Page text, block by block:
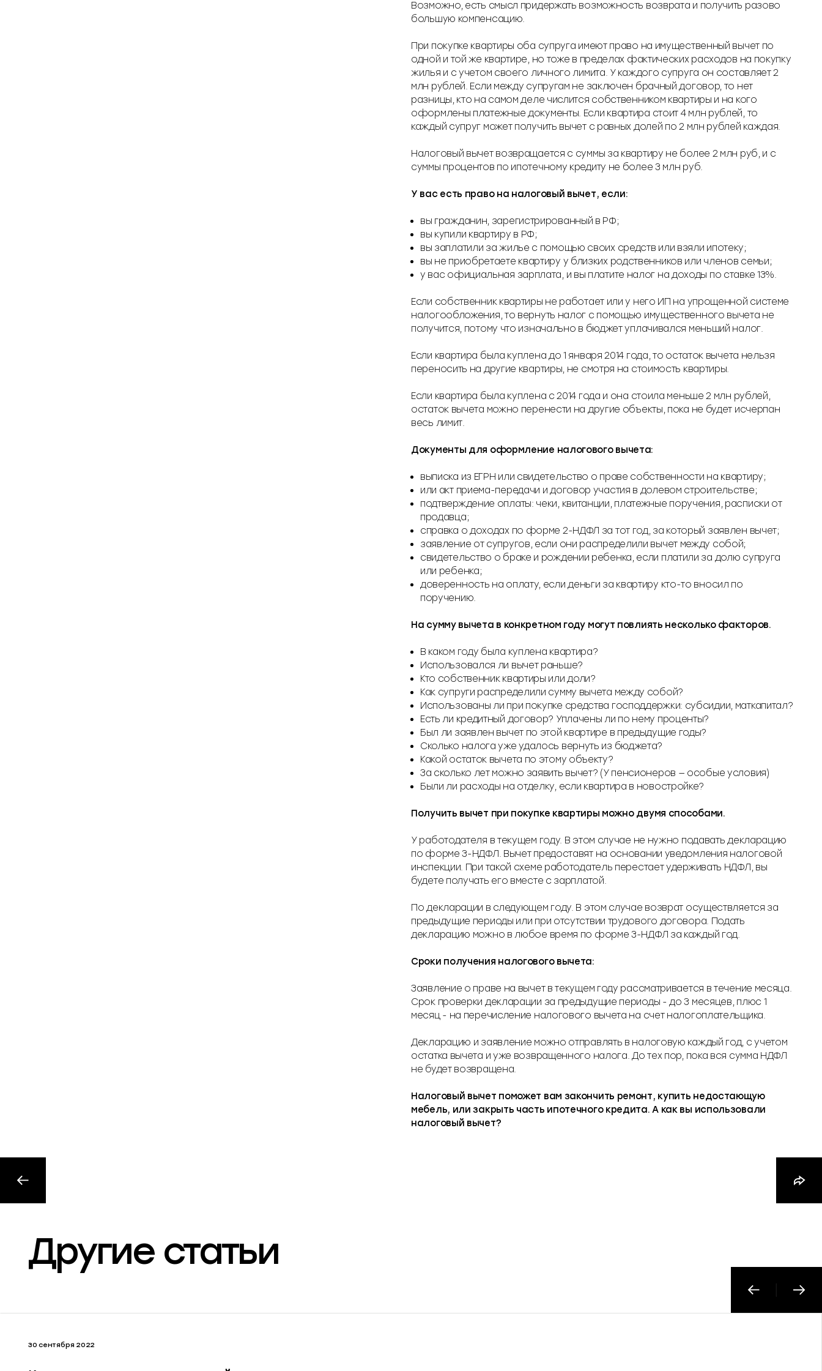
Возможно, есть смысл придержать возможность возврата и получить разово
большую компенсацию.
При покупке квартиры оба супруга имеют право на имущественный вычет по
одной и той же квартире, но тоже в пределах фактических расходов на покупку
жилья и с учетом своего личного лимита. У каждого супруга он составляет 2
млн рублей. Если между супругам не заключен брачный договор, то нет
разницы, кто на самом деле числится собственником квартиры и на кого
оформлены платежные документы. Если квартира стоит 4 млн рублей, то
каждый супруг может получить вычет с равных долей по 2 млн рублей каждая.
Налоговый вычет возвращается с суммы за квартиру не более 2 млн руб, и с
суммы процентов по ипотечному кредиту не более 3 млн руб.
У вас есть право на налоговый вычет, если:
вы гражданин, зарегистрированный в РФ;
вы купили квартиру в РФ;
вы заплатили за жилье с помощью своих средств или взяли ипотеку;
вы не приобретаете квартиру у близких родственников или членов семьи;
у вас официальная зарплата, и вы платите налог на доходы по ставке 13%.
Если собственник квартиры не работает или у него ИП на упрощенной системе
налогообложения, то вернуть налог с помощью имущественного вычета не
получится, потому что изначально в бюджет уплачивался меньший налог.
Если квартира была куплена до 1 января 2014 года, то остаток вычета нельзя
переносить на другие квартиры, не смотря на стоимость квартиры.
Если квартира была куплена с 2014 года и она стоила меньше 2 млн рублей,
остаток вычета можно перенести на другие объекты, пока не будет исчерпан
весь лимит.
Документы для оформление налогового вычета:
выписка из ЕГРН или свидетельство о праве собственности на квартиру;
или акт приема-передачи и договор участия в долевом строительстве;
подтверждение оплаты: чеки, квитанции, платежные поручения, расписки от
продавца;
справка о доходах по форме 2-НДФЛ за тот год, за который заявлен вычет;
заявление от супругов, если они распределили вычет между собой;
свидетельство о браке и рождении ребенка, если платили за долю супруга
или ребенка;
доверенность на оплату, если деньги за квартиру кто-то вносил по
поручению.
На сумму вычета в конкретном году могут повлиять несколько факторов.
В каком году была куплена квартира?
Использовался ли вычет раньше?
Кто собственник квартиры или доли?
Как супруги распределили сумму вычета между собой?
Использованы ли при покупке средства господдержки: субсидии, маткапитал?
Есть ли кредитный договор? Уплачены ли по нему проценты?
Был ли заявлен вычет по этой квартире в предыдущие годы?
Сколько налога уже удалось вернуть из бюджета?
Какой остаток вычета по этому объекту?
За сколько лет можно заявить вычет? (У пенсионеров — особые условия)
Были ли расходы на отделку, если квартира в новостройке?
Получить вычет при покупке квартиры можно двумя способами.
У работодателя в текущем году. В этом случае не нужно подавать декларацию
по форме 3-НДФЛ. Вычет предоставят на основании уведомления налоговой
инспекции. При такой схеме работодатель перестает удерживать НДФЛ, вы
будете получать его вместе с зарплатой.
По декларации в следующем году. В этом случае возврат осуществляется за
предыдущие периоды или при отсутствии трудового договора. Подать
декларацию можно в любое время по форме 3-НДФЛ за каждый год.
Сроки получения налогового вычета:
Заявление о праве на вычет в текущем году рассматривается в течение месяца.
Срок проверки декларации за предыдущие периоды - до 3 месяцев, плюс 1
месяц - на перечисление налогового вычета на счет налогоплательщика.
Декларацию и заявление можно отправлять в налоговую каждый год, с учетом
остатка вычета и уже возвращенного налога. До тех пор, пока вся сумма НДФЛ
не будет возвращена.
Налоговый вычет поможет вам закончить ремонт, купить недостающую
мебель, или закрыть часть ипотечного кредита. А как вы использовали
налоговый вычет?
Другие статьи
30 сентября 2022